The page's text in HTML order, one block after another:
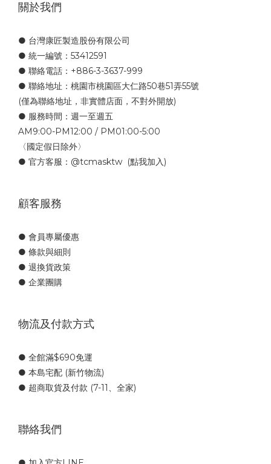
關於我們
● 台灣康匠製造股份有限公司
● 統一編號：53412591
● 聯絡電話：+886-3-3637-999
● 聯絡地址：桃園市桃園區大仁路50巷51弄55號
(僅為聯絡地址，非實體店面，不對外開放)
● 服務時間：週一至週五
AM9:00-PM12:00 / PM01:00-5:00
〈國定假日除外〉
● 官方客服： @tcmasktw (點我加入)
顧客服務
● 會員專屬優惠
● 條款與細則
● 退換貨政策
● 企業團購
物流及付款方式
● 全館滿$690免運
● 本島宅配 (新竹物流)
● 超商取貨及付款 (7-11、全家)
聯絡我們